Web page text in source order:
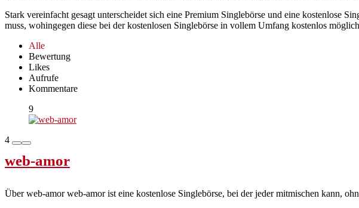
Stark vereinfacht gesagt unterscheidet sich eine Premium Singlebörse und eine kostenlose
muss, wohingegen diese bei der kostenlosen Singlebörse in vollem Umfang kostenlos
Alle
Bewertung
Likes
Aufrufe
Kommentare
9
4
web-amor
Über web-amor web-amor ist eine kostenlose Singlebörse, bei der jeder mitmischen kann,